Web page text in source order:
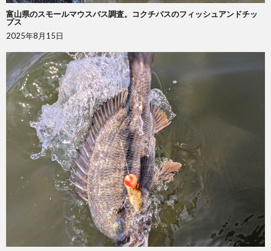
富山県のスモールマウスバス調査。コクチバスのフィッシュアンドチッ
プス
2025年8月15日